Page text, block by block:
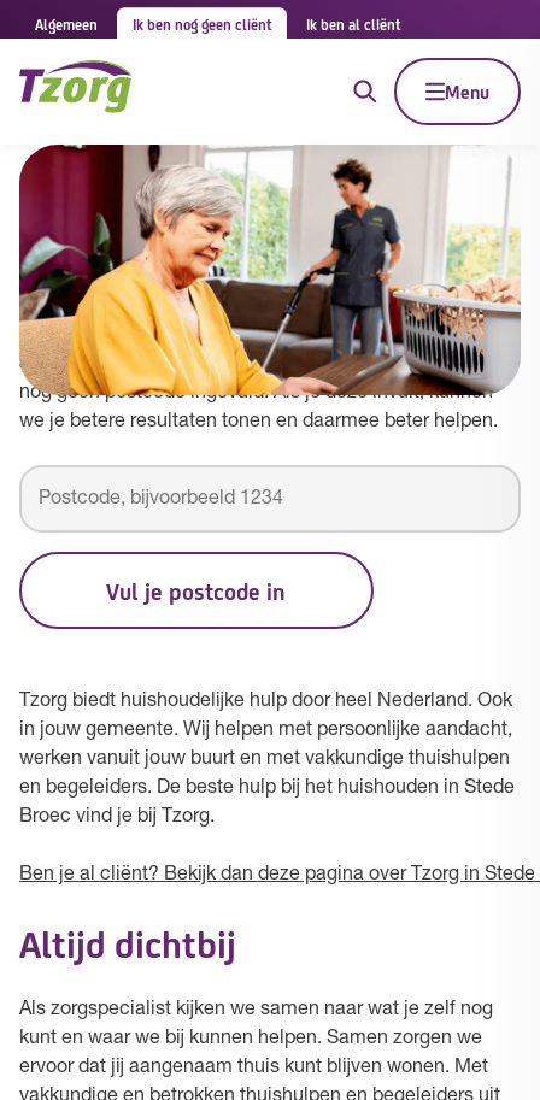
Algemeen Ik ben nog geen cliënt Ik ben al cliënt
Menu
Tzorg in Stede Broec
Vul je postcode in om betere resultaten te
zien
Je zoekt naar Tzorg in gemeente Stede Broec maar hebt
nog geen postcode ingevuld. Als je deze invult, kunnen
we je betere resultaten tonen en daarmee beter helpen.
Vul je postcode in
Tzorg biedt huishoudelijke hulp door heel Nederland. Ook
in jouw gemeente. Wij helpen met persoonlijke aandacht,
werken vanuit jouw buurt en met vakkundige thuishulpen
en begeleiders. De beste hulp bij het huishouden in Stede
Broec vind je bij Tzorg.
Ben je al cliënt? Bekijk dan deze pagina over Tzorg in Stede
Altijd dichtbij
Als zorgspecialist kijken we samen naar wat je zelf nog
kunt en waar we bij kunnen helpen. Samen zorgen we
ervoor dat jij aangenaam thuis kunt blijven wonen. Met